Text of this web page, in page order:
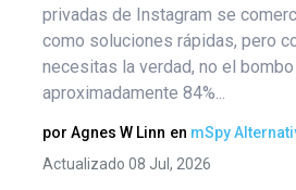
privadas de Instagram se
como soluciones rápidas, pero
necesitas la verdad, no el
aproximadamente 84%...
por Agnes W Linn en mSpy
Actualizado 08 Jul, 2026